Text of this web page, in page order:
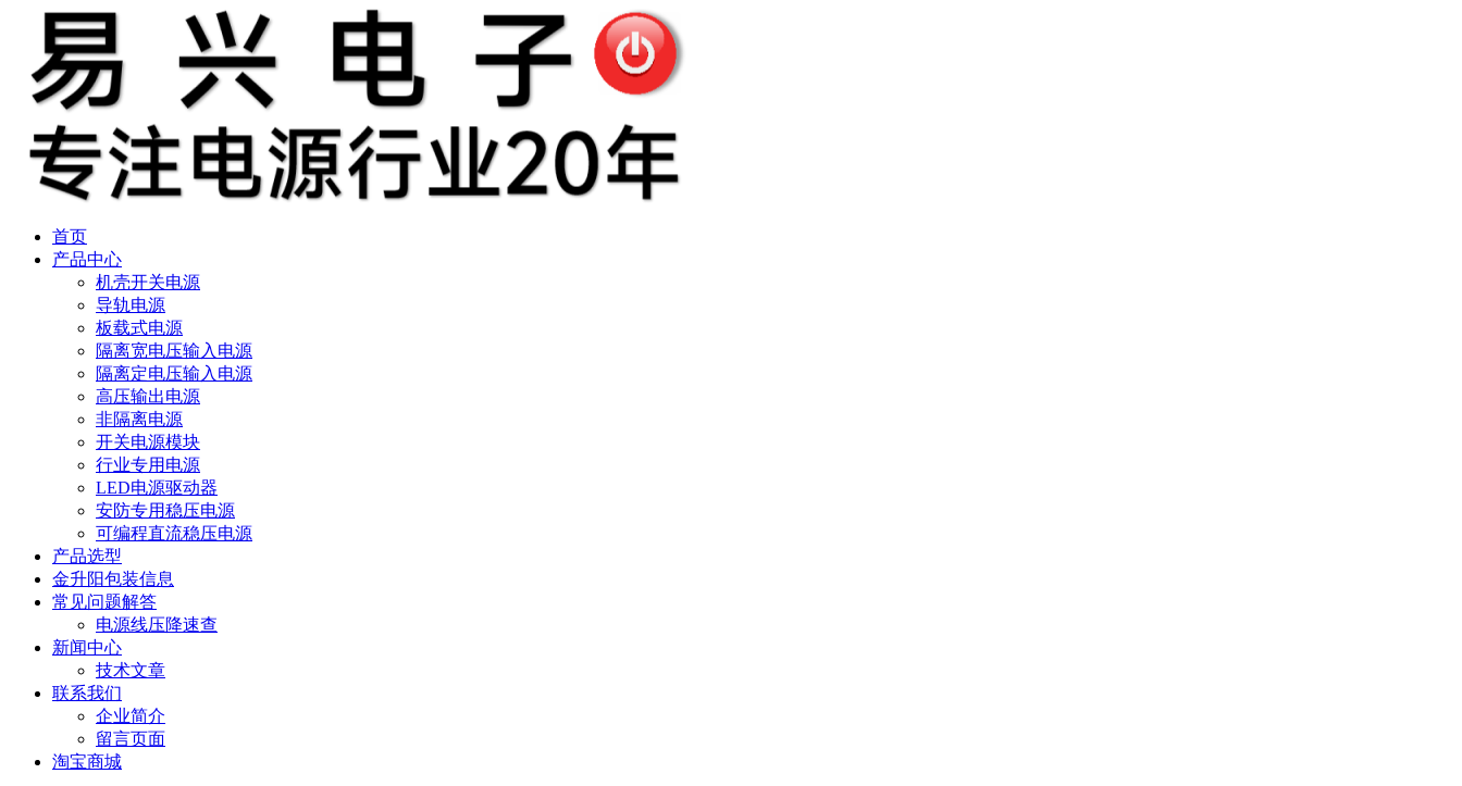
首页
产品中心
机壳开关电源
导轨电源
板载式电源
隔离宽电压输入电源
隔离定电压输入电源
高压输出电源
非隔离电源
开关电源模块
行业专用电源
LED电源驱动器
安防专用稳压电源
可编程直流稳压电源
产品选型
金升阳包装信息
常见问题解答
电源线压降速查
新闻中心
技术文章
联系我们
企业简介
留言页面
淘宝商城